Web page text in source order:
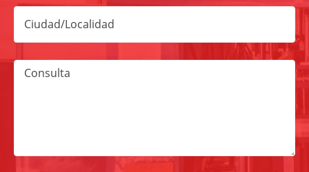
Ciudad/Localidad
Consulta